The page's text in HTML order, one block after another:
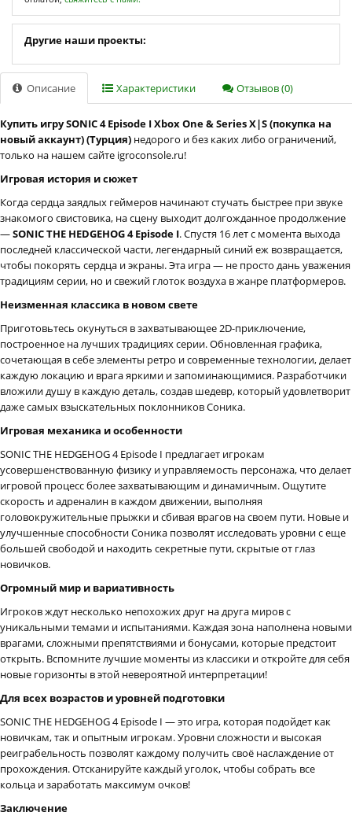
Другие наши проекты:
Описание Характеристики Отзывов (0)
Купить игру SONIC 4 Episode I Xbox One & Series X|S (покупка на
новый аккаунт) (Турция) недорого и без каких либо ограничений,
только на нашем сайте igroconsole.ru!
Игровая история и сюжет
Когда сердца заядлых геймеров начинают стучать быстрее при звуке
знакомого свистовика, на сцену выходит долгожданное продолжение
—SONIC THE HEDGEHOG 4 Episode I. Спустя 16 лет с момента выхода
последней классической части, легендарный синий еж возвращается,
чтобы покорять сердца и экраны. Эта игра — не просто дань уважения
традициям серии, но и свежий глоток воздуха в жанре платформеров.
Неизменная классика в новом свете
Приготовьтесь окунуться в захватывающее 2D-приключение,
построенное на лучших традициях серии. Обновленная графика,
сочетающая в себе элементы ретро и современные технологии, делает
каждую локацию и врага яркими и запоминающимися. Разработчики
вложили душу в каждую деталь, создав шедевр, который удовлетворит
даже самых взыскательных поклонников Соника.
Игровая механика и особенности
SONIC THE HEDGEHOG 4 Episode I предлагает игрокам
усовершенствованную физику и управляемость персонажа, что делает
игровой процесс более захватывающим и динамичным. Ощутите
скорость и адреналин в каждом движении, выполняя
головокружительные прыжки и сбивая врагов на своем пути. Новые и
улучшенные способности Соника позволят исследовать уровни с еще
большей свободой и находить секретные пути, скрытые от глаз
новичков.
Огромный мир и вариативность
Игроков ждут несколько непохожих друг на друга миров с
уникальными темами и испытаниями. Каждая зона наполнена новыми
врагами, сложными препятствиями и бонусами, которые предстоит
открыть. Вспомните лучшие моменты из классики и откройте для себя
новые горизонты в этой невероятной интерпретации!
Для всех возрастов и уровней подготовки
SONIC THE HEDGEHOG 4 Episode I — это игра, которая подойдет как
новичкам, так и опытным игрокам. Уровни сложности и высокая
реиграбельность позволят каждому получить своё наслаждение от
прохождения. Отсканируйте каждый уголок, чтобы собрать все
кольца и заработать максимум очков!
Заключение